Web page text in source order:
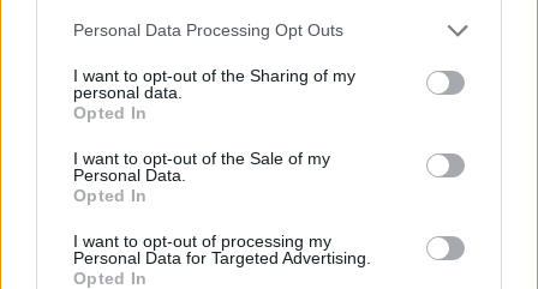
Please note that this website/app uses one or more Google
not limited to your visit or usage behaviour. You may click to
grant or deny consent to Google and its third-party tags to
use your data for below specified purposes in below Google
consent section.
Personal Data Processing Opt Outs
I want to opt-out of the Sharing of my
personal data.
Opted In
I want to opt-out of the Sale of my
Personal Data.
Opted In
I want to opt-out of processing my
Personal Data for Targeted Advertising.
Opted In
345 356 7512
Ricevi le nostre ultime news
daGoogle News